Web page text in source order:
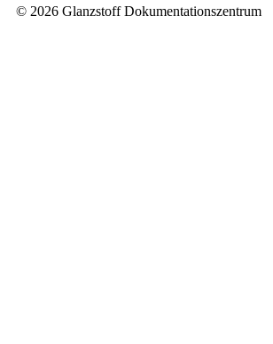
© 2026 Glanzstoff Dokumentationszentrum